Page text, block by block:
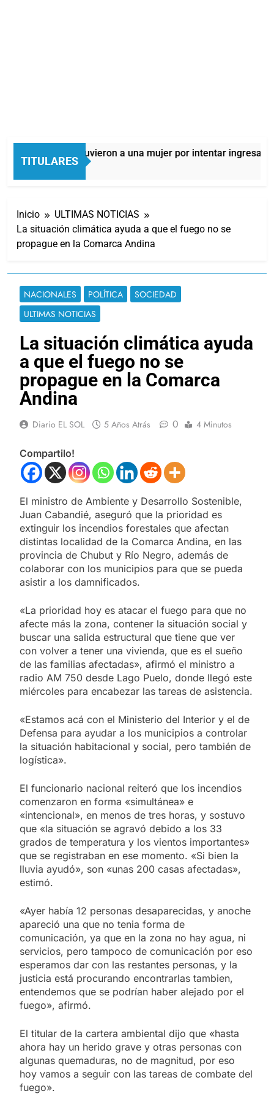
TITULARES
Quilmes: detuvieron a una mujer por intentar ingresar
3 Horas Atrás
Inicio
ULTIMAS NOTICIAS
La situación climática ayuda a que el fuego no se
propague en la Comarca Andina
NACIONALES POLÍTICA
SOCIEDAD
ULTIMAS NOTICIAS
La situación climática ayuda
a que el fuego no se
propague en la Comarca
Andina
Diario EL SOL 5 Años Atrás 0 4 Minutos
Compartilo!
El ministro de Ambiente y Desarrollo Sostenible,
Juan Cabandié, aseguró que la prioridad es
extinguir los incendios forestales que afectan
distintas localidad de la Comarca Andina, en las
provincia de Chubut y Río Negro, además de
colaborar con los municipios para que se pueda
asistir a los damnificados.
«La prioridad hoy es atacar el fuego para que no
afecte más la zona, contener la situación social y
buscar una salida estructural que tiene que ver
con volver a tener una vivienda, que es el sueño
de las familias afectadas», afirmó el ministro a
radio AM 750 desde Lago Puelo, donde llegó este
miércoles para encabezar las tareas de asistencia.
«Estamos acá con el Ministerio del Interior y el de
Defensa para ayudar a los municipios a controlar
la situación habitacional y social, pero también de
logística».
El funcionario nacional reiteró que los incendios
comenzaron en forma «simultánea» e
«intencional», en menos de tres horas, y sostuvo
que «la situación se agravó debido a los 33
grados de temperatura y los vientos importantes»
que se registraban en ese momento. «Si bien la
lluvia ayudó», son «unas 200 casas afectadas»,
estimó.
«Ayer había 12 personas desaparecidas, y anoche
apareció una que no tenia forma de
comunicación, ya que en la zona no hay agua, ni
servicios, pero tampoco de comunicación por eso
esperamos dar con las restantes personas, y la
justicia está procurando encontrarlas tambien,
entendemos que se podrían haber alejado por el
fuego», afirmó.
El titular de la cartera ambiental dijo que «hasta
ahora hay un herido grave y otras personas con
algunas quemaduras, no de magnitud, por eso
hoy vamos a seguir con las tareas de combate del
fuego».